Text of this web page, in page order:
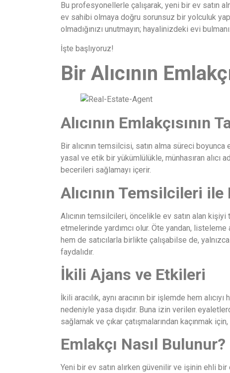
Bu profesyonellerle çalışarak, yeni bir ev satın
ev sahibi olmaya doğru sorunsuz bir yolculuk
olmadığınızı unutmayın; hayalinizdeki evi
İşte başlıyoruz!
Bir Alıcının
Alıcının Emlakçısının
Bir alıcının temsilcisi, satın alma süreci
yasal ve etik bir yükümlülükle, münhasıran alıcı
becerileri sağlamayı içerir.
Alıcının Temsilcileri
Alıcının temsilcileri, öncelikle ev satın alan
etmelerinde yardımcı olur. Öte yandan, listeleme
hem de satıcılarla birlikte çalışabilse de,
faydalıdır.
İkili Ajans ve Etkileri
İkili aracılık, aynı aracının bir işlemde hem
nedeniyle yasa dışıdır. Buna izin verilen
sağlamak ve çıkar çatışmalarından kaçınmak
Emlakçı Nasıl Bulunur?
Yeni bir ev satın alırken güvenilir ve işinin ehli bir